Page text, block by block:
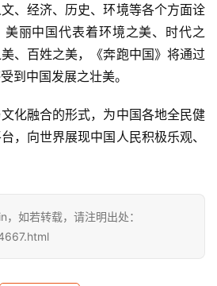
、经济、历史、环境等各个方面诠
美丽中国代表着环境之美、时代之
、百姓之美，《奔跑中国》将通过
到中国发展之壮美。
化融合的形式，为中国各地全民健
，向世界展现中国人民积极乐观、
如若转载，请注明出处：